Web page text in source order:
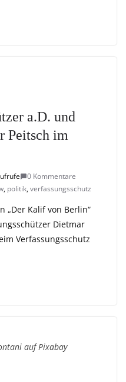
a.D. und
Peitsch im
0 Kommentare
, politik,verfassungsschutz
„Der Kalif von Berlin“
Dietmar
Verfassungsschutz
auf Pixabay